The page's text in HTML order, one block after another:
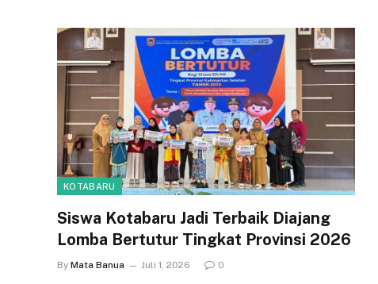
KOTABARU
Siswa Kotabaru Jadi Terbaik Diajang
Lomba Bertutur Tingkat Provinsi 2026
By Mata Banua Juli 1, 2026 0